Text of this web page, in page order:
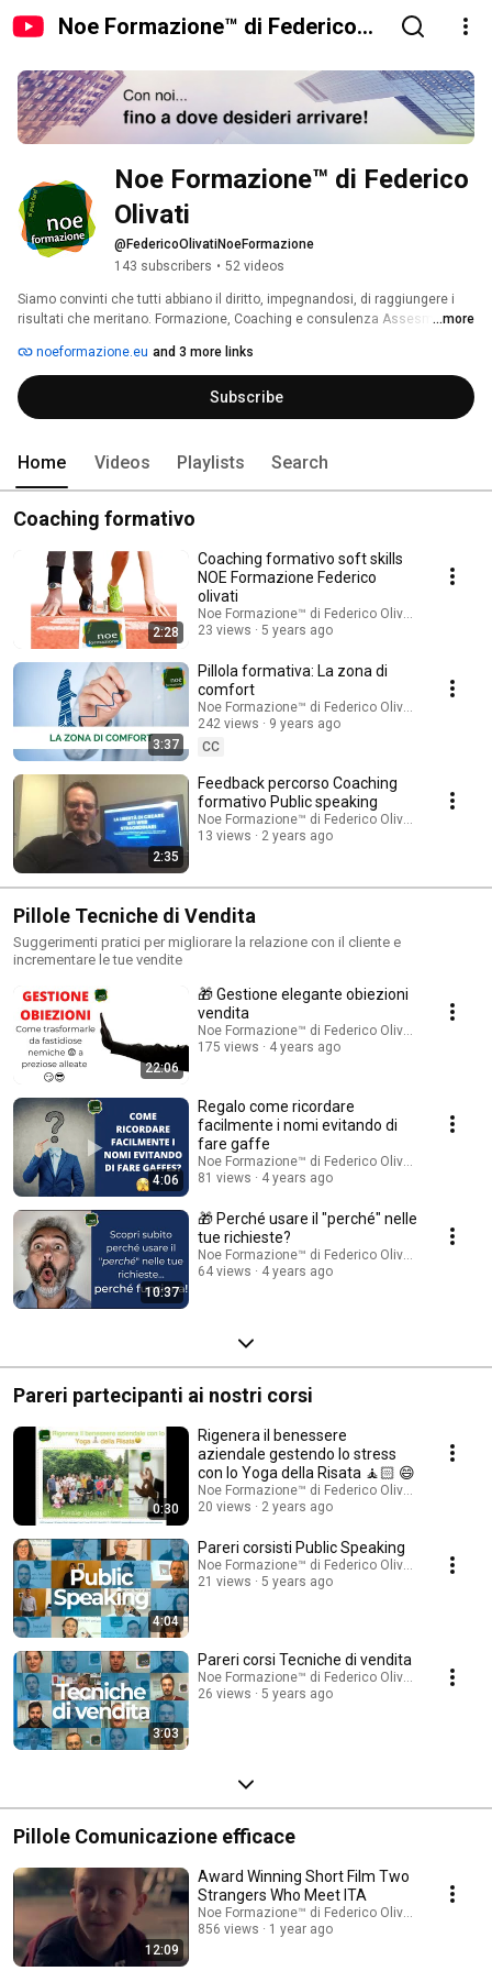
Noe Formazione™ di Federico
Noe Formazione™ di Federico
Olivati
@FedericoOlivatiNoeFormazione
143 subscribers • 52 videos
Siamo convinti che tutti abbiano il diritto, impegnandosi, di raggiungere i
risultati che meritano. Formazione, Coaching e consulenza Assesment: gli
...more
noeformazione.eu and 3 more links
Subscribe
Home Videos Playlists Search
Coaching formativo
2:28
Coaching formativo soft skills
NOE Formazione Federico
olivati
Noe Formazione™ di Federico Olivati
23 views
5 years ago
3:37
Pillola formativa: La zona di
comfort
Noe Formazione™ di Federico Olivati
242 views
9 years ago
CC
2:35
Feedback percorso Coaching
formativo Public speaking
Noe Formazione™ di Federico Olivati
13 views
2 years ago
Pillole Tecniche di Vendita
Suggerimenti pratici per migliorare la relazione con il cliente e
incrementare le tue vendite
22:06
🎁 Gestione elegante obiezioni
vendita
Noe Formazione™ di Federico Olivati
175 views
4 years ago
4:06
Regalo come ricordare
facilmente i nomi evitando di
fare gaffe
Noe Formazione™ di Federico Olivati
81 views
4 years ago
10:37
🎁 Perché usare il "perché" nelle
tue richieste?
Noe Formazione™ di Federico Olivati
64 views
4 years ago
Pareri partecipanti ai nostri corsi
0:30
Rigenera il benessere
aziendale gestendo lo stress
con lo Yoga della Risata 🧘🏻 😄
Noe Formazione™ di Federico Olivati
20 views
2 years ago
4:04
Pareri corsisti Public Speaking
Noe Formazione™ di Federico Olivati
21 views
5 years ago
3:03
Pareri corsi Tecniche di vendita
Noe Formazione™ di Federico Olivati
26 views
5 years ago
Pillole Comunicazione efficace
12:09
Award Winning Short Film Two
Strangers Who Meet ITA
Noe Formazione™ di Federico Olivati
856 views
1 year ago